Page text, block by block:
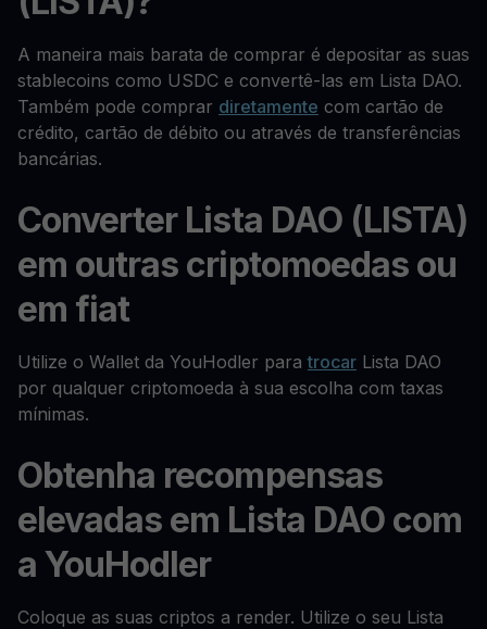
A maneira mais barata de comprar é depositar as suas
stablecoins como USDC e convertê-las em Lista DAO.
Também pode comprar diretamente com cartão de
crédito, cartão de débito ou através de transferências
bancárias.
Converter Lista DAO (LISTA)
em outras criptomoedas ou
em fiat
Utilize o Wallet da YouHodler paratrocar Lista DAO
por qualquer criptomoeda à sua escolha com taxas
mínimas.
Obtenha recompensas
elevadas em Lista DAO com
a YouHodler
Coloque as suas criptos a render. Utilize o seu Lista